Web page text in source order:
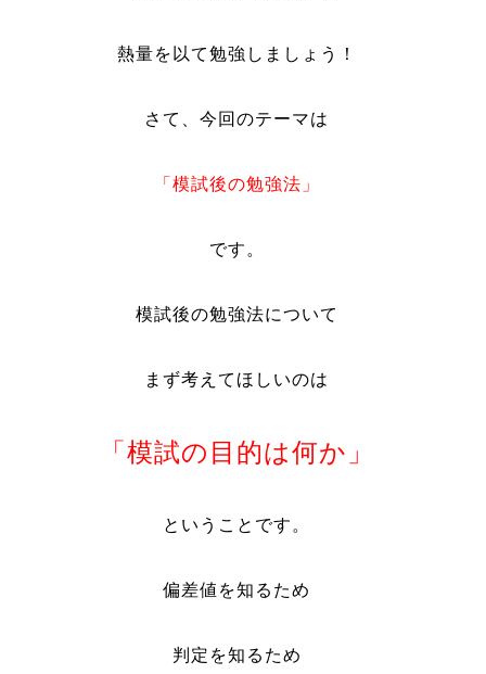
熱量を以て勉強しましょう！
さて、今回のテーマは
「模試後の勉強法」
です。
模試後の勉強法について
まず考えてほしいのは
「模試の目的は何か」
ということです。
偏差値を知るため
判定を知るため